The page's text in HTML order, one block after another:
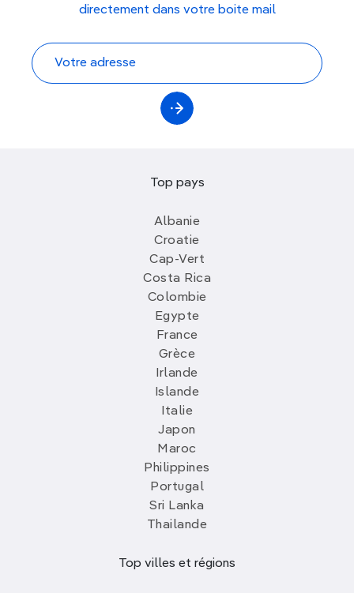
directement dans votre boite mail
Top pays
Albanie
Croatie
Cap-Vert
Costa Rica
Colombie
Egypte
France
Grèce
Irlande
Islande
Italie
Japon
Maroc
Philippines
Portugal
Sri Lanka
Thailande
Top villes et régions